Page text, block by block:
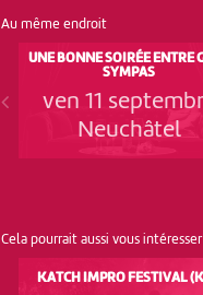
Au même endroit
UNE BONNE SOIRÉE ENTRE
SYMPAS
ven 11
Neuchâtel
Cela pourrait aussi vous intéresser
KATCH IMPRO FESTIVAL